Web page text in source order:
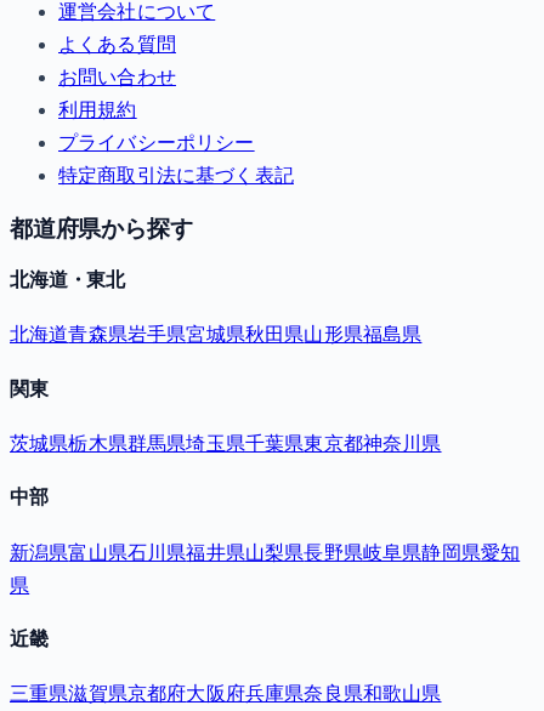
運営会社について
よくある質問
お問い合わせ
利用規約
プライバシーポリシー
特定商取引法に基づく表記
都道府県から探す
北海道・東北
北海道青森県岩手県宮城県秋田県山形県福島県
関東
茨城県栃木県群馬県埼玉県千葉県東京都神奈川県
中部
新潟県富山県石川県福井県山梨県長野県岐阜県静岡県愛知
県
近畿
三重県滋賀県京都府大阪府兵庫県奈良県和歌山県